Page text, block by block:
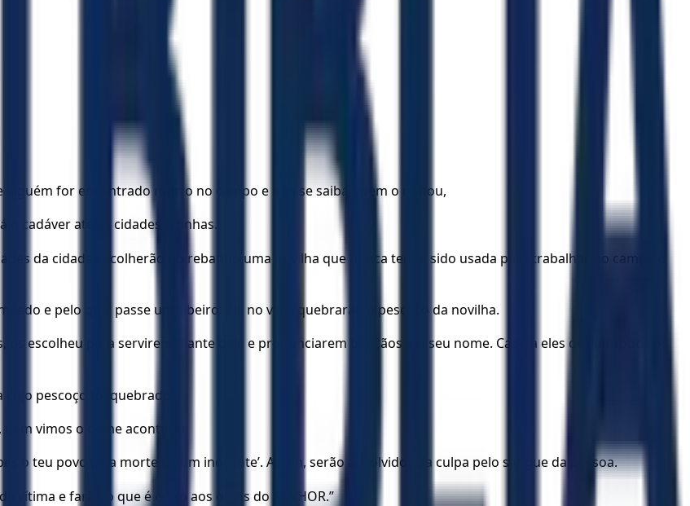
alguém for encontrado morto no campo e não se saiba quem o matou,
o cadáver até as cidades vizinhas.
da cidade escolherão do rebanho uma novilha que nunca tenha sido usada para trabalhar no campo e
e pelo qual passe um ribeiro. Ali, no vale, quebrarão o pescoço da novilha.
os escolheu para servirem diante dele e pronunciarem bênçãos em seu nome. Cabe a eles decidir todos os
pescoço foi quebrado
vimos o crime acontecer.
o teu povo pela morte de um inocente’. Assim, serão absolvidos da culpa pelo sangue da pessoa.
vítima e farão o que é certo aos olhos do SENHOR.”